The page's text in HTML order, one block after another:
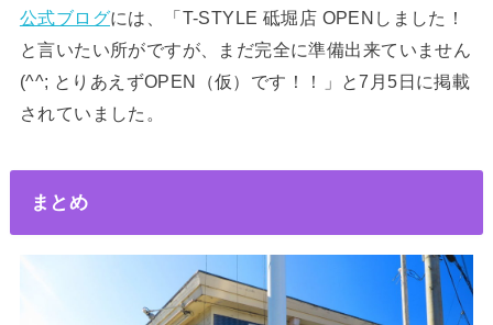
公式ブログには、「T-STYLE 砥堀店 OPENしました！
と言いたい所がですが、まだ完全に準備出来ていません
(^^; とりあえずOPEN（仮）です！！」と7月5日に掲載
されていました。
まとめ